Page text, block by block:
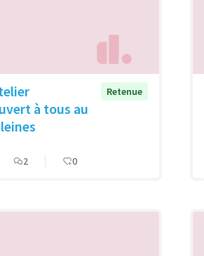
à tous au
Retenue
2 0